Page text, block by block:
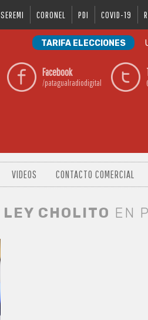
SEREMI CORONEL PDI COVID-19
TARIFA ELECCIONES
Facebook
/patagualradiodigital
VIDEOS CONTACTO COMERCIAL
LEY CHOLITO EN